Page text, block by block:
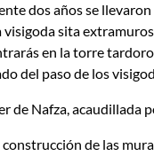
dos años se
visigoda sita
en la torre
del paso de los
de Nafza, acaudillada
de las